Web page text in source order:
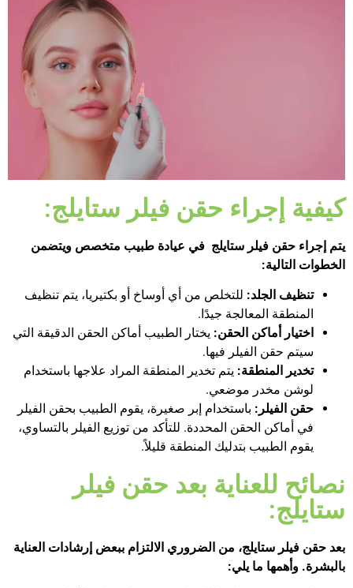
كيفية إجراء حقن فيلر ستايلج:
يتم إجراء حقن فيلر ستايلج في عيادة طبيب متخصص ويتضمن
الخطوات التالية:
تنظيف الجلد: للتخلص من أي أوساخ أو بكتيريا، يتم تنظيف
المنطقة المعالجة جيدًا.
اختيار أماكن الحقن: يختار الطبيب أماكن الحقن الدقيقة التي
سيتم حقن الفيلر فيها.
تخدير المنطقة: يتم تخدير المنطقة المراد علاجها باستخدام
لوشن مخدر موضعي.
حقن الفيلر: باستخدام إبر صغيرة، يقوم الطبيب بحقن الفيلر
في أماكن الحقن المحددة. للتأكد من توزيع الفيلر بالتساوي،
يقوم الطبيب بتدليك المنطقة قليلاً.
نصائح للعناية بعد حقن فيلر
ستايلج:
بعد حقن فيلر ستايلج، من الضروري الالتزام ببعض إرشادات العناية
بالبشرة. وأهمها ما يلي: